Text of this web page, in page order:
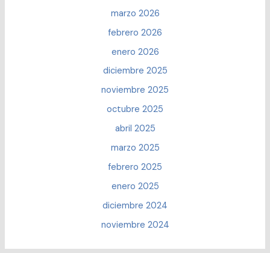
marzo 2026
febrero 2026
enero 2026
diciembre 2025
noviembre 2025
octubre 2025
abril 2025
marzo 2025
febrero 2025
enero 2025
diciembre 2024
noviembre 2024